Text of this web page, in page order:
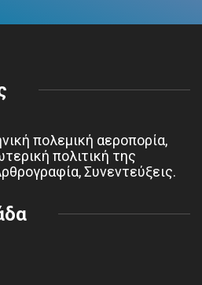
πολεμική αεροπορία,
πολιτική της
Συνεντεύξεις.